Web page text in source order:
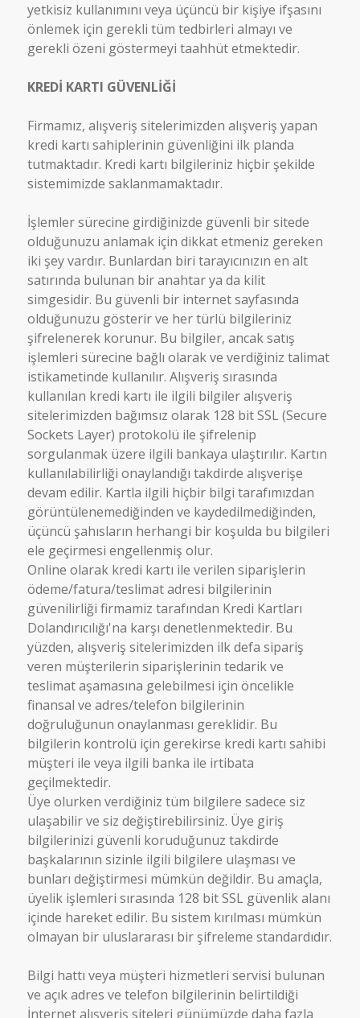
yetkisiz kullanımını veya üçüncü bir kişiye ifşasını
önlemek için gerekli tüm tedbirleri almayı ve
gerekli özeni göstermeyi taahhüt etmektedir.
KREDİ KARTI GÜVENLİĞİ
Firmamız, alışveriş sitelerimizden alışveriş yapan
kredi kartı sahiplerinin güvenliğini ilk planda
tutmaktadır. Kredi kartı bilgileriniz hiçbir şekilde
sistemimizde saklanmamaktadır.
İşlemler sürecine girdiğinizde güvenli bir sitede
olduğunuzu anlamak için dikkat etmeniz gereken
iki şey vardır. Bunlardan biri tarayıcınızın en alt
satırında bulunan bir anahtar ya da kilit
simgesidir. Bu güvenli bir internet sayfasında
olduğunuzu gösterir ve her türlü bilgileriniz
şifrelenerek korunur. Bu bilgiler, ancak satış
işlemleri sürecine bağlı olarak ve verdiğiniz talimat
istikametinde kullanılır. Alışveriş sırasında
kullanılan kredi kartı ile ilgili bilgiler alışveriş
sitelerimizden bağımsız olarak 128 bit SSL (Secure
Sockets Layer) protokolü ile şifrelenip
sorgulanmak üzere ilgili bankaya ulaştırılır. Kartın
kullanılabilirliği onaylandığı takdirde alışverişe
devam edilir. Kartla ilgili hiçbir bilgi tarafımızdan
görüntülenemediğinden ve kaydedilmediğinden,
üçüncü şahısların herhangi bir koşulda bu bilgileri
ele geçirmesi engellenmiş olur.
Online olarak kredi kartı ile verilen siparişlerin
ödeme/fatura/teslimat adresi bilgilerinin
güvenilirliği firmamiz tarafından Kredi Kartları
Dolandırıcılığı'na karşı denetlenmektedir. Bu
yüzden, alışveriş sitelerimizden ilk defa sipariş
veren müşterilerin siparişlerinin tedarik ve
teslimat aşamasına gelebilmesi için öncelikle
finansal ve adres/telefon bilgilerinin
doğruluğunun onaylanması gereklidir. Bu
bilgilerin kontrolü için gerekirse kredi kartı sahibi
müşteri ile veya ilgili banka ile irtibata
geçilmektedir.
Üye olurken verdiğiniz tüm bilgilere sadece siz
ulaşabilir ve siz değiştirebilirsiniz. Üye giriş
bilgilerinizi güvenli koruduğunuz takdirde
başkalarının sizinle ilgili bilgilere ulaşması ve
bunları değiştirmesi mümkün değildir. Bu amaçla,
üyelik işlemleri sırasında 128 bit SSL güvenlik alanı
içinde hareket edilir. Bu sistem kırılması mümkün
olmayan bir uluslararası bir şifreleme standardıdır.
Bilgi hattı veya müşteri hizmetleri servisi bulunan
ve açık adres ve telefon bilgilerinin belirtildiği
İnternet alışveriş siteleri günümüzde daha fazla